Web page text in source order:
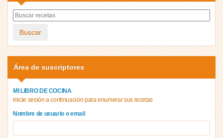
Buscar
Área de suscriptores
MI LIBRO DE COCINA
Inicie sesión a continuación para enumerar sus recetas
Nombre de usuario o email